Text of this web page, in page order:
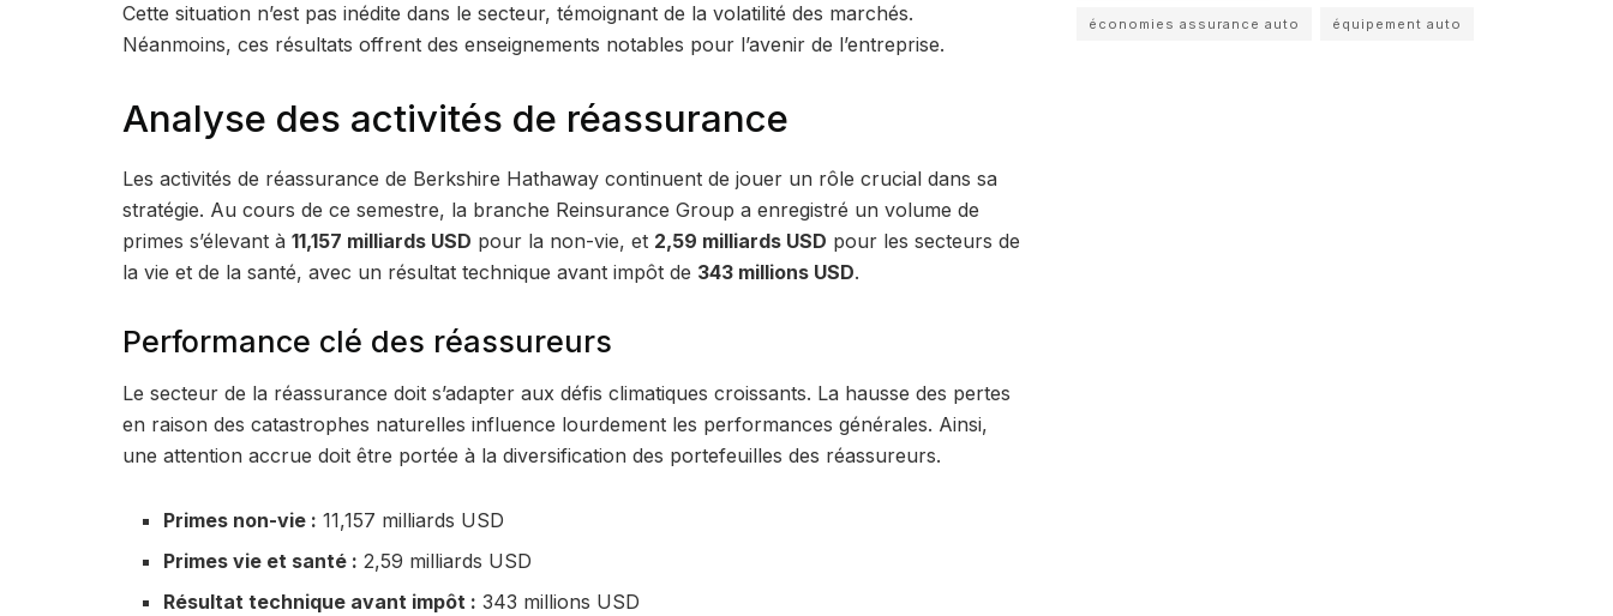
Cette situation n’est pas inédite dans le secteur, témoignant de la volatilité des marchés.
Néanmoins, ces résultats offrent des enseignements notables pour l’avenir de l’entreprise.
Analyse des activités de réassurance
Les activités de réassurance de Berkshire Hathaway continuent de jouer un rôle crucial dans sa
stratégie. Au cours de ce semestre, la branche Reinsurance Group a enregistré un volume de
primes s’élevant à 11,157 milliards USD pour la non-vie, et 2,59 milliards USD pour les secteurs de
la vie et de la santé, avec un résultat technique avant impôt de 343 millions USD.
Performance clé des réassureurs
Le secteur de la réassurance doit s’adapter aux défis climatiques croissants. La hausse des pertes
en raison des catastrophes naturelles influence lourdement les performances générales. Ainsi,
une attention accrue doit être portée à la diversification des portefeuilles des réassureurs.
Primes non-vie : 11,157 milliards USD
Primes vie et santé : 2,59 milliards USD
Résultat technique avant impôt : 343 millions USD
économies assurance auto équipement auto